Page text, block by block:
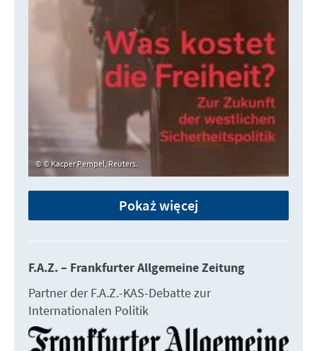
© Kacper Pempel, Reuters.
Pokaż więcej
F.A.Z. – Frankfurter Allgemeine Zeitung
Partner der F.A.Z.-KAS-Debatte zur
Internationalen Politik